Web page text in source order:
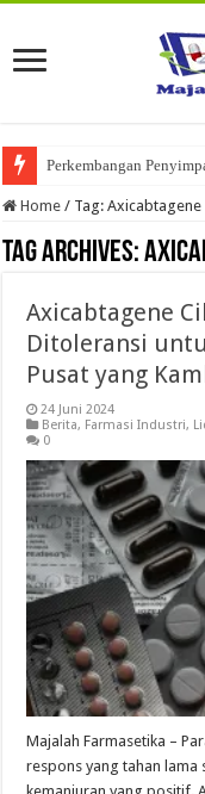
Perkembangan
Home / Tag:Axicabtagene
Tag Archives:
Axicabtagene
Ditoleransi
Pusat yang
24 Juni 2024
Berita, Farmasi Industri,
0
Majalah Farmasetika –
respons yang tahan lama